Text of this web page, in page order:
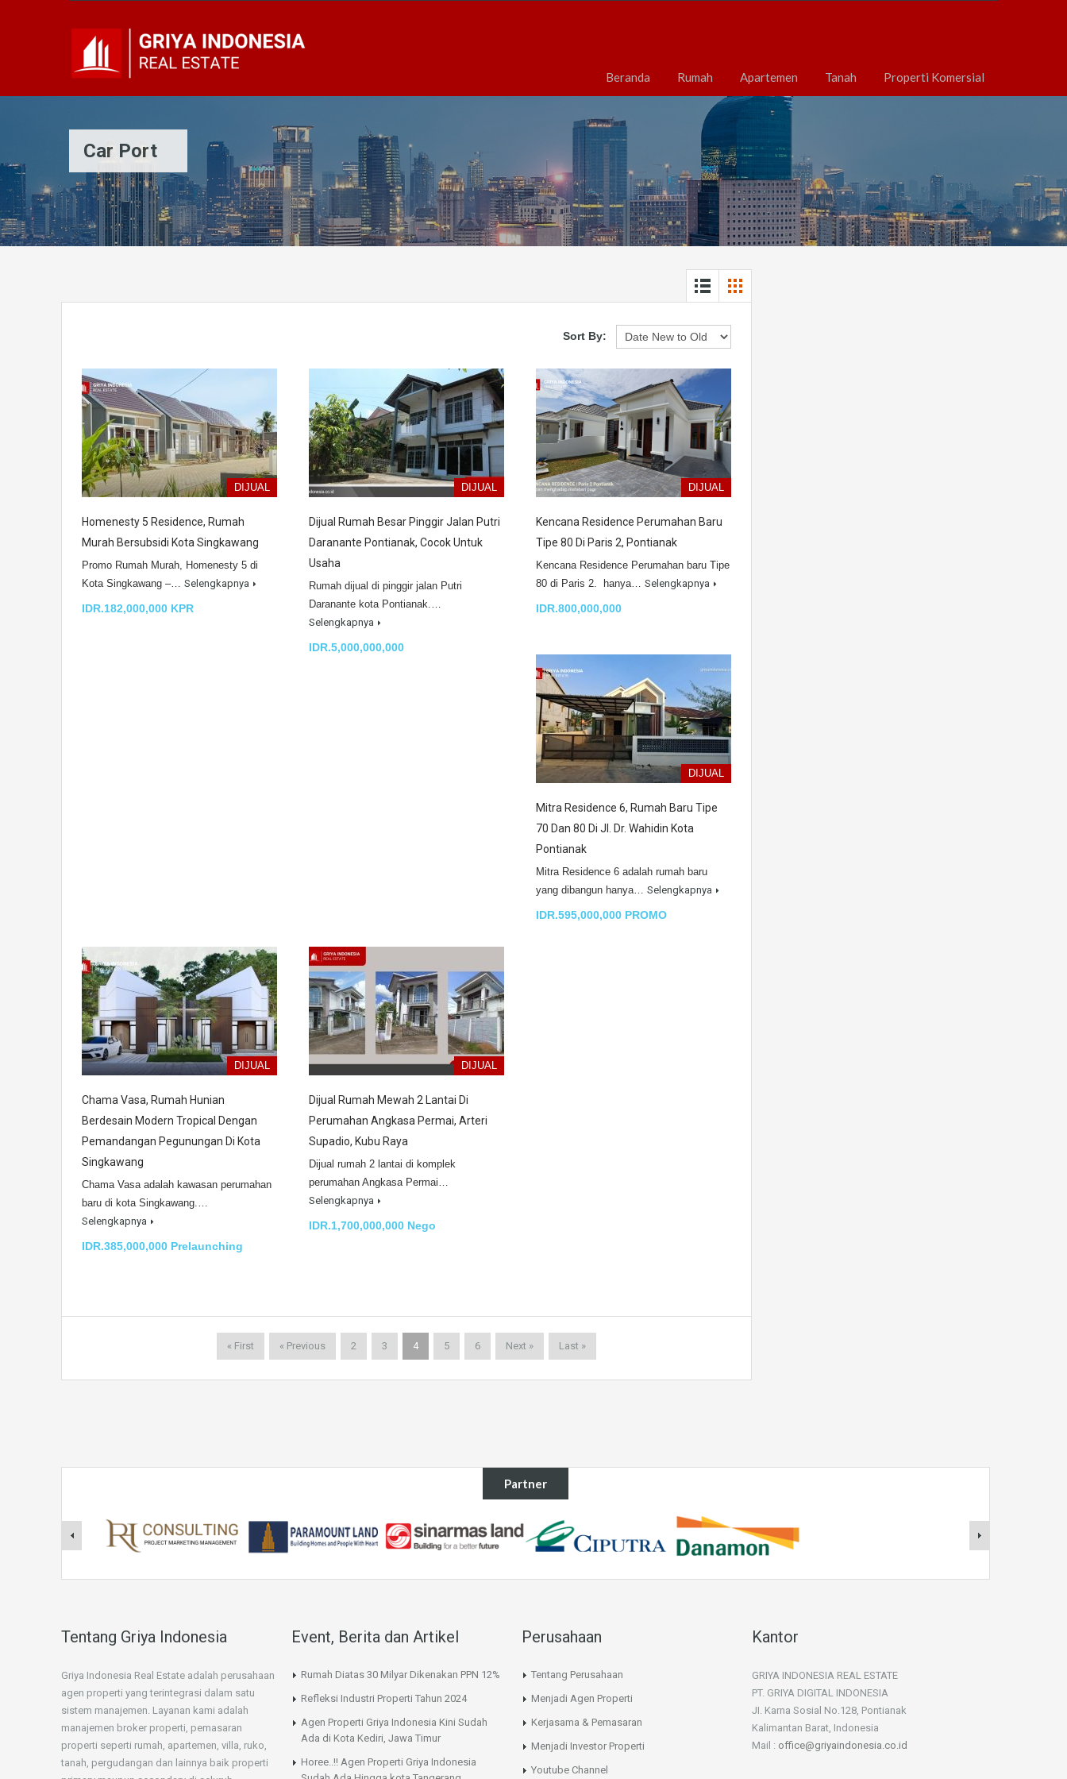
Beranda Rumah Apartemen Tanah Properti Komersial
Car Port
Sort By:
DIJUAL
Homenesty 5 Residence, Rumah
Murah Bersubsidi Kota Singkawang
Promo Rumah Murah, Homenesty 5 di
Kota Singkawang –… Selengkapnya
IDR.182,000,000 KPR
DIJUAL
Dijual Rumah Besar Pinggir Jalan Putri
Daranante Pontianak, Cocok Untuk
Usaha
Rumah dijual di pinggir jalan Putri
Daranante kota Pontianak.…
Selengkapnya
IDR.5,000,000,000
DIJUAL
Kencana Residence Perumahan Baru
Tipe 80 Di Paris 2, Pontianak
Kencana Residence Perumahan baru Tipe
80 di Paris 2. hanya… Selengkapnya
IDR.800,000,000
DIJUAL
Mitra Residence 6, Rumah Baru Tipe
70 Dan 80 Di Jl. Dr. Wahidin Kota
Pontianak
Mitra Residence 6 adalah rumah baru
yang dibangun hanya… Selengkapnya
IDR.595,000,000 PROMO
DIJUAL
Chama Vasa, Rumah Hunian
Berdesain Modern Tropical Dengan
Pemandangan Pegunungan Di Kota
Singkawang
Chama Vasa adalah kawasan perumahan
baru di kota Singkawang.…
Selengkapnya
IDR.385,000,000 Prelaunching
DIJUAL
Dijual Rumah Mewah 2 Lantai Di
Perumahan Angkasa Permai, Arteri
Supadio, Kubu Raya
Dijual rumah 2 lantai di komplek
perumahan Angkasa Permai…
Selengkapnya
IDR.1,700,000,000 Nego
« First « Previous 2 3 4 5 6 Next » Last »
Partner
Tentang Griya Indonesia
Griya Indonesia Real Estate adalah perusahaan
agen properti yang terintegrasi dalam satu
sistem manajemen. Layanan kami adalah
manajemen broker properti, pemasaran
properti seperti rumah, apartemen, villa, ruko,
tanah, pergudangan dan lainnya baik properti
Event, Berita dan Artikel
Rumah Diatas 30 Milyar Dikenakan PPN 12%
Refleksi Industri Properti Tahun 2024
Agen Properti Griya Indonesia Kini Sudah
Ada di Kota Kediri, Jawa Timur
Horee..!! Agen Properti Griya Indonesia
Perusahaan
Tentang Perusahaan
Menjadi Agen Properti
Kerjasama & Pemasaran
Menjadi Investor Properti
Youtube Channel
Kantor
GRIYA INDONESIA REAL ESTATE
PT. GRIYA DIGITAL INDONESIA
JI. Karna Sosial No.128, Pontianak
Kalimantan Barat, Indonesia
Mail : office@griyaindonesia.co.id